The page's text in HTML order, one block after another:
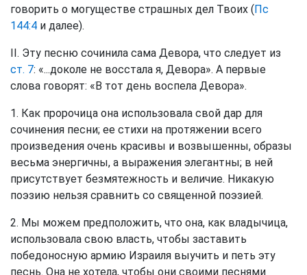
говорить о могуществе страшных дел Твоих (Пс
144:4 и далее).
II. Эту песню сочинила сама Девора, что следует из
ст. 7: «...доколе не восстала я, Девора». А первые
слова говорят: «В тот день воспела Девора».
1. Как пророчица она использовала свой дар для
сочинения песни; ее стихи на протяжении всего
произведения очень красивы и возвышенны, образы
весьма энергичны, а выражения элегантны; в ней
присутствует безмятежность и величие. Никакую
поэзию нельзя сравнить со священной поэзией.
2. Мы можем предположить, что она, как владычица,
использовала свою власть, чтобы заставить
победоносную армию Израиля выучить и петь эту
песнь. Она не хотела, чтобы они своими песнями